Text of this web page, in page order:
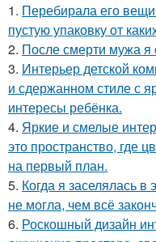
1. Перебирала его вещи
пустую упаковку от
2. После смерти мужа я
3. Интерьер детской
и сдержанном стиле с
интересы ребёнка.
4. Яркие и смелые
это пространство, где
на первый план.
5. Когда я заселялась в
не могла, чем всё
6. Роскошный дизайн